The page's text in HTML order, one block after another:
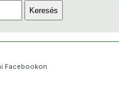
Facebookon